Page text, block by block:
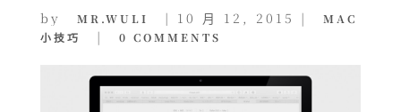
by MR.WULI | 10 月 12, 2015 |
MAC
小技巧
| 0 COMMENTS